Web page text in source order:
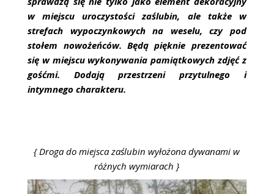
w miejscu uroczystości zaślubin, ale także w
strefach wypoczynkowych na weselu, czy pod
stołem nowożeńców. Będą pięknie prezentować
się w miejscu wykonywania pamiątkowych zdjęć z
gośćmi. Dodają przestrzeni przytulnego i
intymnego charakteru.
{ Droga do miejsca zaślubin wyłożona dywanami w
różnych wymiarach }